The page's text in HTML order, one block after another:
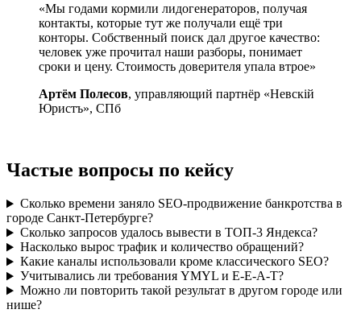
«Мы годами кормили лидогенераторов, получая
контакты, которые тут же получали ещё три
конторы. Собственный поиск дал другое качество:
человек уже прочитал наши разборы, понимает
сроки и цену. Стоимость доверителя упала втрое»
Артём Полесов, управляющий партнёр «Невскій
Юристъ», СПб
Частые вопросы по кейсу
Сколько времени заняло SEO-продвижение банкротства в
городе Санкт-Петербурге?
Сколько запросов удалось вывести в ТОП-3 Яндекса?
Насколько вырос трафик и количество обращений?
Какие каналы использовали кроме классического SEO?
Учитывались ли требования YMYL и E-E-A-T?
Можно ли повторить такой результат в другом городе или
нише?